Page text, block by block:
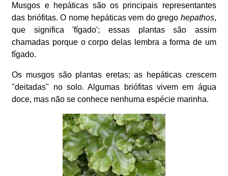
Musgos e hepáticas são os principais representantes
das briófitas. O nome hepáticas vem do grego hepathos,
que significa 'fígado'; essas plantas são assim
chamadas porque o corpo delas lembra a forma de um
fígado.
Os musgos são plantas eretas; as hepáticas crescem
"deitadas" no solo. Algumas briófitas vivem em água
doce, mas não se conhece nenhuma espécie marinha.